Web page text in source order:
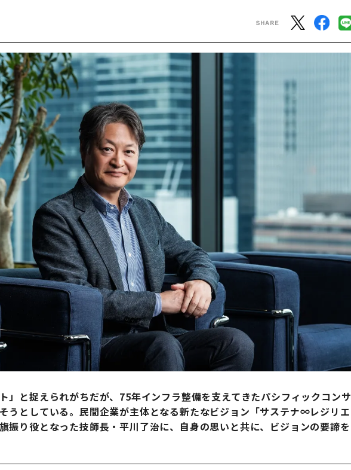
」と捉えられがちだが、75年インフラ整備を支えてきたパシフィックコンサ
うとしている。民間企業が主体となる新たなビジョン「サステナ∞レジリエ
振り役となった技師長・平川了治に、自身の思いと共に、ビジョンの要諦を